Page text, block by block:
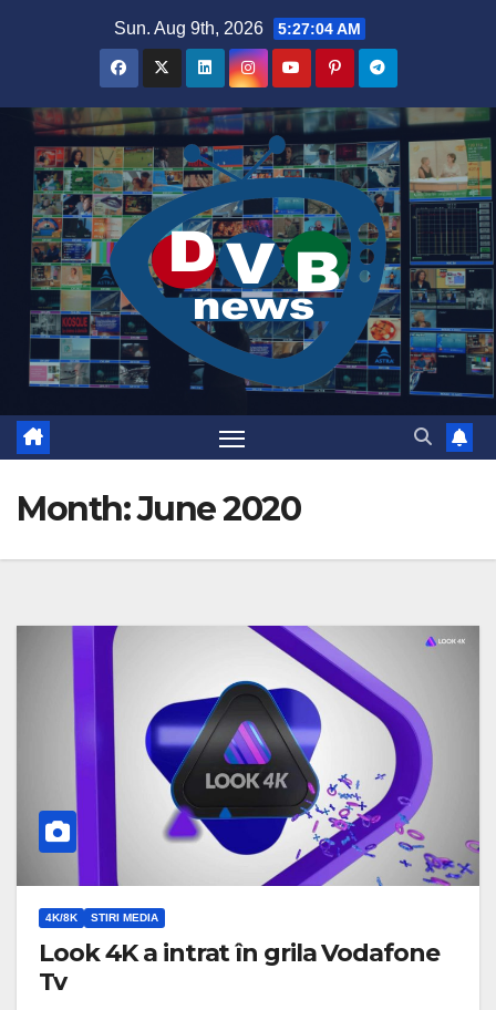
Sun. Aug 9th, 2026 5:27:05 AM
Month:June 2020
4K/8K STIRI MEDIA
Look 4K a intrat în grila Vodafone
Tv